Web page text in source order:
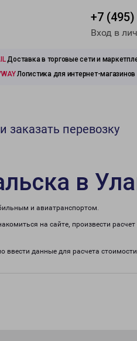
+7
Вход в
Доставка в торговые сети и
Логистика для интернет-магазинов
заказать перевозку
в
и авиатранспортом.
на сайте, произвести
данные для расчета